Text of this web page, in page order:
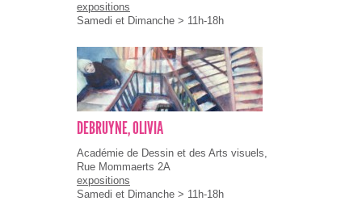
expositions
Samedi et Dimanche > 11h-18h
DEBRUYNE, OLIVIA
Académie de Dessin et des Arts visuels,
Rue Mommaerts 2A
expositions
Samedi et Dimanche > 11h-18h